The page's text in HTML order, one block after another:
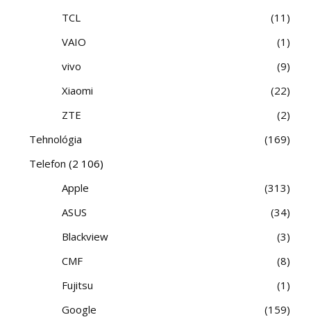
TCL
11
VAIO
1
vivo
9
Xiaomi
22
ZTE
2
Tehnológia
169
Telefon (2 106)
Apple
313
ASUS
34
Blackview
3
CMF
8
Fujitsu
1
Google
159